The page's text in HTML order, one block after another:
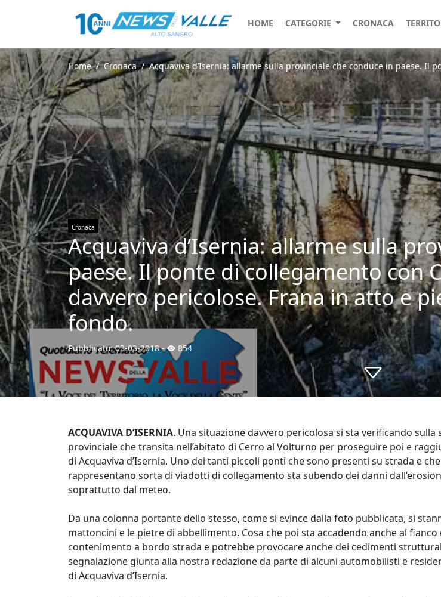
HOME CATEGORIE CRONACA
Home Cronaca Acquaviva d’Isernia: allarme sulla provinciale che conduce in paese. Il
Cronaca
Acquaviva d’Isernia: allarme sulla
paese. Il ponte di collegamento con
davvero pericolose. Frana in atto e
fondo.
Pubblicato:03-03-2018- 854
ACQUAVIVA D’ISERNIA. Una situazione davvero pericolosa si sta verificando sulla
provinciale che transita nell’abitato di Cerro al Volturno per proseguire poi e
di Acquaviva d’Isernia. Uno dei tanti piccoli ponti che sono presenti su strada e che
rappresentano sorta di viadotti di collegamento sta subendo dei danni
soprattutto dal meteo.
Da una colonna portante dello stesso, come si evince dalla foto pubblicata, si
mattoncini e le pietre di abbellimento. Cosa che poi sta accadendo anche al
contenimento a bordo strada e potrebbe provocare anche dei cedimenti
segnalazione giunta alla nostra redazione da parte di alcuni automobilisti e
di Acquaviva d’Isernia.